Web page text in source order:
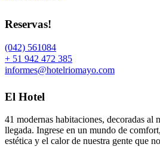
Reservas!
(042) 561084
+ 51 942 472 385
informes@hotelriomayo.com
El Hotel
41 modernas habitaciones, decoradas al
llegada. Ingrese en un mundo de
estética y el calor de nuestra gente que